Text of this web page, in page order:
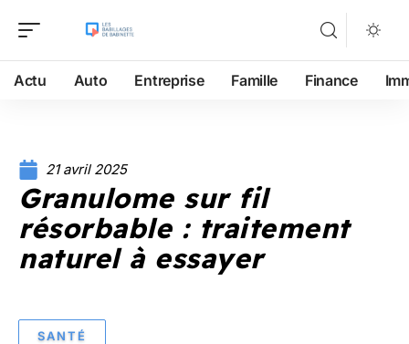
Actu Auto Entreprise Famille Finance
21 avril 2025
Granulome sur fil
résorbable : traitement
naturel à essayer
SANTÉ